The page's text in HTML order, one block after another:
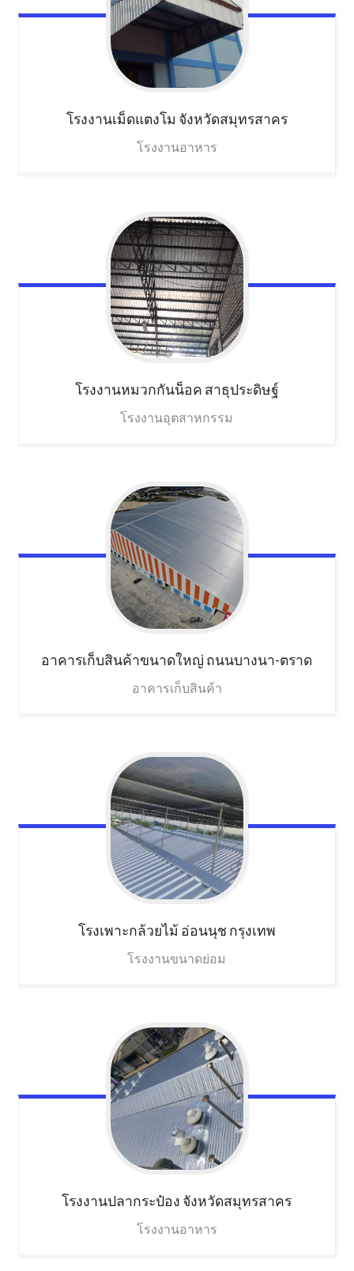
โรงงานเม็ดแตงโม จังหวัดสมุทรสาคร
โรงงานอาหาร
โรงงานหมวกกันน็อค สาธุประดิษฐ์
โรงงานอุตสาหกรรม
อาคารเก็บสินค้าขนาดใหญ่ ถนนบางนา-ตราด
อาคารเก็บสินค้า
โรงเพาะกล้วยไม้ อ่อนนุช กรุงเทพ
โรงงานขนาดย่อม
โรงงานปลากระป๋อง จังหวัดสมุทรสาคร
โรงงานอาหาร